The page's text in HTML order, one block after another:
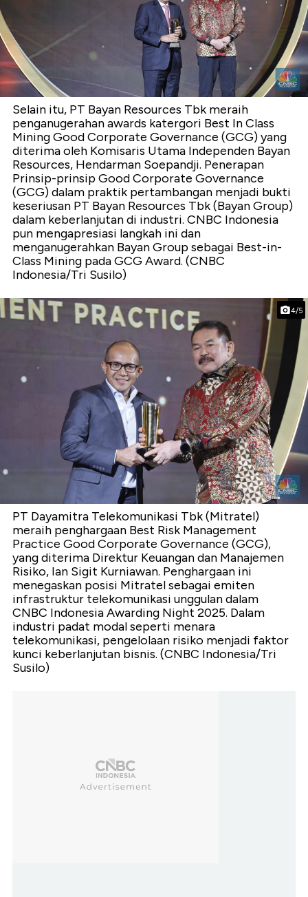
Selain itu, PT Bayan Resources Tbk meraih
penganugerahan awards katergori Best In Class
Mining Good Corporate Governance (GCG) yang
diterima oleh Komisaris Utama Independen Bayan
Resources, Hendarman Soepandji. Penerapan
Prinsip-prinsip Good Corporate Governance
(GCG) dalam praktik pertambangan menjadi bukti
keseriusan PT Bayan Resources Tbk (Bayan Group)
dalam keberlanjutan di industri. CNBC Indonesia
pun mengapresiasi langkah ini dan
menganugerahkan Bayan Group sebagai Best-in-
Class Mining pada GCG Award. (CNBC
Indonesia/Tri Susilo)
4/5
PT Dayamitra Telekomunikasi Tbk (Mitratel)
meraih penghargaan Best Risk Management
Practice Good Corporate Governance (GCG),
yang diterima Direktur Keuangan dan Manajemen
Risiko, Ian Sigit Kurniawan. Penghargaan ini
menegaskan posisi Mitratel sebagai emiten
infrastruktur telekomunikasi unggulan dalam
CNBC Indonesia Awarding Night 2025. Dalam
industri padat modal seperti menara
telekomunikasi, pengelolaan risiko menjadi faktor
kunci keberlanjutan bisnis. (CNBC Indonesia/Tri
Susilo)